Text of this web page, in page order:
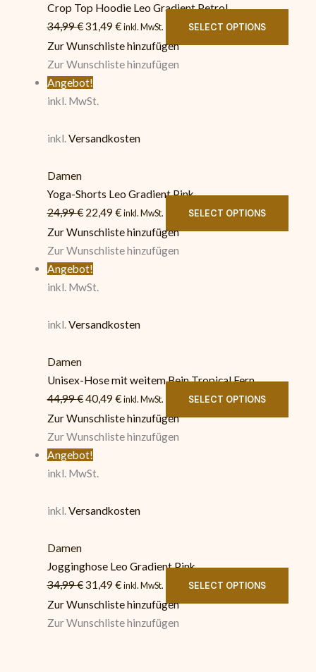
Crop Top Hoodie Leo Gradient Petrol
34,99€31,49 € inkl. MwSt. SELECT OPTIONS
Zur Wunschliste hinzufügen
Zur Wunschliste hinzufügen
Angebot!
inkl. MwSt.
inkl.Versandkosten
Damen
Yoga-Shorts Leo Gradient Pink
24,99€ 22,49 € inkl. MwSt. SELECT OPTIONS
Zur Wunschliste hinzufügen
Zur Wunschliste hinzufügen
Angebot!
inkl. MwSt.
inkl.Versandkosten
Damen
Unisex-Hose mit weitem Bein Tropical Fern
44,99€40,49 € inkl. MwSt. SELECT OPTIONS
Zur Wunschliste hinzufügen
Zur Wunschliste hinzufügen
Angebot!
inkl. MwSt.
inkl.Versandkosten
Damen
Jogginghose Leo Gradient Pink
34,99€31,49 € inkl. MwSt. SELECT OPTIONS
Zur Wunschliste hinzufügen
Zur Wunschliste hinzufügen